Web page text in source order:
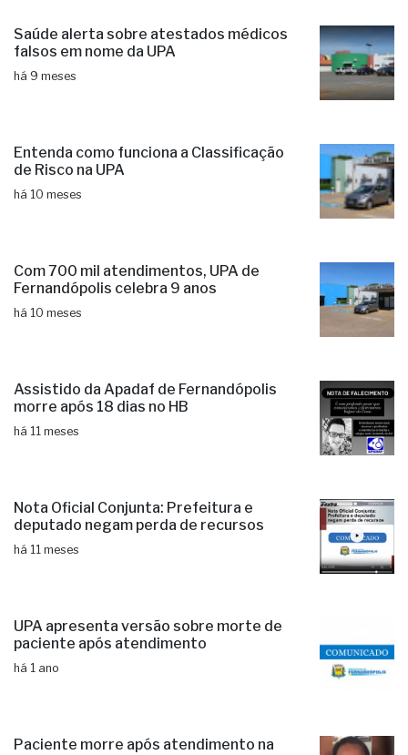
Saúde alerta sobre atestados médicos
falsos em nome da UPA
há 9 meses
Entenda como funciona a Classificação
de Risco na UPA
há 10 meses
Com 700 mil atendimentos, UPA de
Fernandópolis celebra 9 anos
há 10 meses
Assistido da Apadaf de Fernandópolis
morre após 18 dias no HB
há 11 meses
Nota Oficial Conjunta: Prefeitura e
deputado negam perda de recursos
há 11 meses
UPA apresenta versão sobre morte de
paciente após atendimento
há 1 ano
Paciente morre após atendimento na